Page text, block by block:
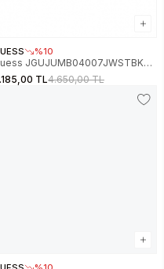
%10
JGUJUMB04007JWSTBKS
Bileklik
TL4.650,00 TL